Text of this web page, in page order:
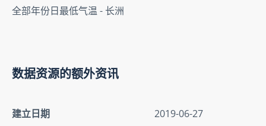
全部年份日最低气温 - 长洲
数据资源的额外资讯
建立日期
2019-06-27